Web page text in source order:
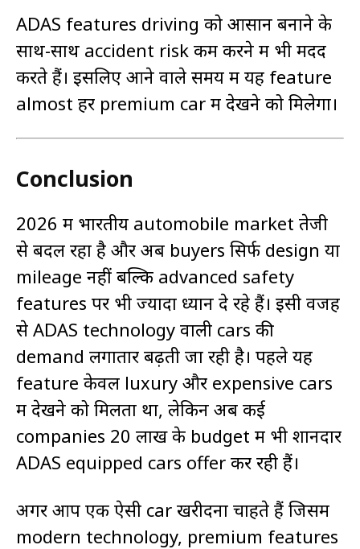
ADAS features driving को आसान बनाने के
साथ-साथ accident risk कम करने में भी मदद
करते हैं। इसलिए आने वाले समय में यह feature
almost हर premium car में देखने को मिलेगा।
Conclusion
2026 में भारतीय automobile market तेजी
से बदल रहा है और अब buyers सिर्फ design या
mileage नहीं बल्कि advanced safety
features पर भी ज्यादा ध्यान दे रहे हैं। इसी वजह
से ADAS technology वाली cars की
demand लगातार बढ़ती जा रही है। पहले यह
feature केवल luxury और expensive cars
में देखने को मिलता था, लेकिन अब कई
companies ₹20 लाख के budget में भी शानदार
ADAS equipped cars offer कर रही हैं।
अगर आप एक ऐसी car खरीदना चाहते हैं जिसमें
modern technology, premium features